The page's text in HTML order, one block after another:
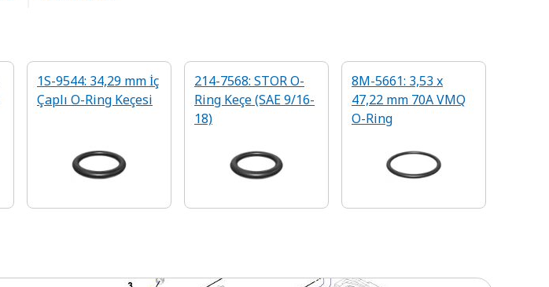
1S-9544: 34,29 mm İç
Çaplı O-Ring Keçesi
214-7568: STOR O-
Ring Keçe (SAE 9/16-
18)
8M-5661: 3,53 x
47,22 mm 70A VMQ
O-Ring